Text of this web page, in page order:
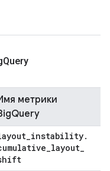
Query
метрики
_instability.
_layout_